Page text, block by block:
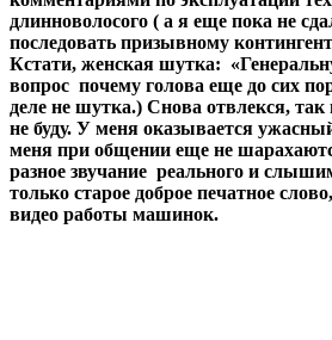
длинноволосого ( а я еще пока не
последовать призывному
Кстати, женская шутка:
вопрос почему голова еще до сих
деле не шутка.) Снова отвлекся, так
не буду. У меня оказывается
меня при общении еще не
разное звучание реального и
только старое доброе печатное
видео работы машинок.